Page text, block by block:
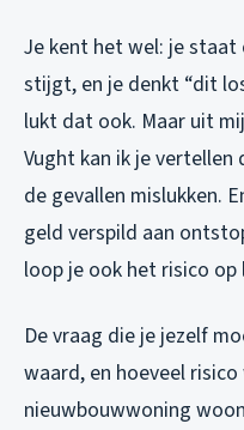
Je kent het wel: je
stijgt, en je denkt “dit
lukt dat ook. Maar uit
Vught kan ik je vertellen
de gevallen mislukken.
geld verspild aan
loop je ook het risico op
De vraag die je jezelf
waard, en hoeveel risico
nieuwbouwwoning